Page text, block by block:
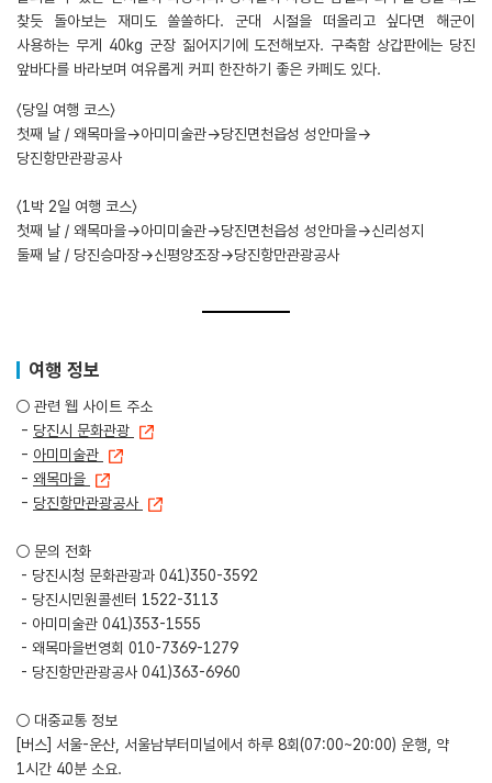
찾듯 돌아보는 재미도 쏠쏠하다. 군대 시절을 떠올리고 싶다면 해군이
사용하는 무게 40kg 군장 짊어지기에 도전해보자. 구축함 상갑판에는 당진
앞바다를 바라보며 여유롭게 커피 한잔하기 좋은 카페도 있다.
〈당일 여행 코스〉
첫째 날 / 왜목마을→아미미술관→당진면천읍성 성안마을→
당진항만관광공사
〈1박 2일 여행 코스〉
첫째 날 / 왜목마을→아미미술관→당진면천읍성 성안마을→신리성지
둘째 날 / 당진승마장→신평양조장→당진항만관광공사
여행 정보
○ 관련 웹 사이트 주소
- 당진시 문화관광
- 아미미술관
- 왜목마을
- 당진항만관광공사
○ 문의 전화
- 당진시청 문화관광과 041)350-3592
- 당진시민원콜센터 1522-3113
- 아미미술관 041)353-1555
- 왜목마을번영회 010-7369-1279
- 당진항만관광공사 041)363-6960
○ 대중교통 정보
[버스] 서울-운산, 서울남부터미널에서 하루 8회(07:00~20:00) 운행, 약
1시간 40분 소요.